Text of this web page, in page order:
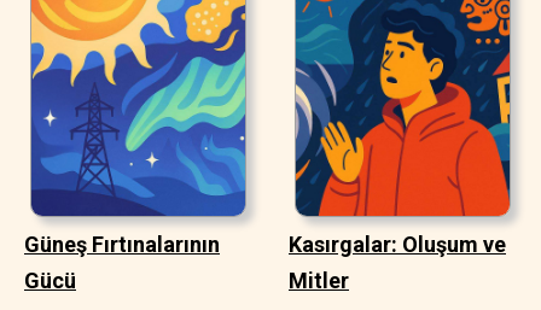
Güneş Fırtınalarının
Gücü
Kasırgalar: Oluşum ve
Mitler